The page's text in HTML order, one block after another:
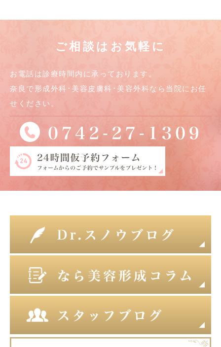
ご相談はお気軽に
お電話は診療時間内に承っております。
奈良で形成外科･美容皮膚科･美容外科なら当院にお任
せください。